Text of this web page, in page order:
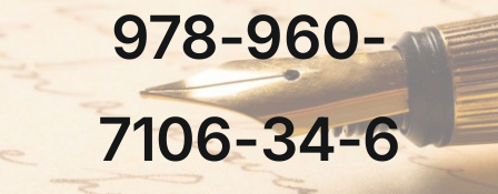
978-960-
7106-34-6